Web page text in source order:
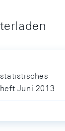
Juni 2013